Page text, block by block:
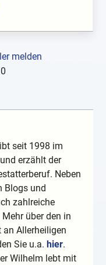
melden
seit 1998 im
erzählt der
Neben
Blogs und
zahlreiche
über den in
an Allerheiligen
Sie u.a. hier.
Wilhelm lebt mit